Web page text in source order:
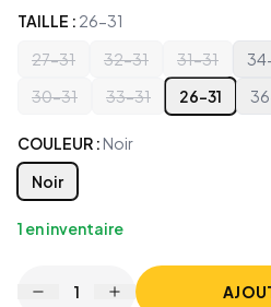
TAILLE : 26-31
27-31
32-31 31-31
30-31
33-31 26-31
COULEUR : Noir
Noir
1 en inventaire
1